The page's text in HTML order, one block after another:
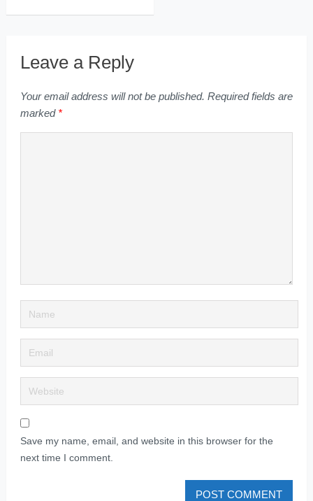
Leave a Reply
Your email address will not be published. Required fields are
marked *
Save my name, email, and website in this browser for the
next time I comment.